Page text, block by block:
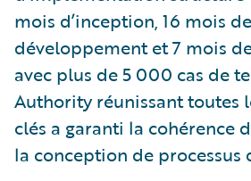
mois d’inception, 16 mois de
développement et 7 mois
avec plus de 5 000 cas de
Authority réunissant toutes
clés a garanti la cohérence
la conception de processus